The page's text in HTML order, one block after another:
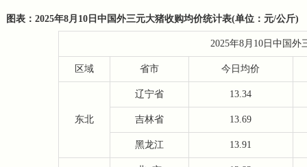
图表：2025年8月10日中国外三元大猪收购均价统计表(单位：元/公斤)
2025年8月10日中国
区域 省市 今日均价
东北
辽宁省 13.34
吉林省 13.69
黑龙江 13.91